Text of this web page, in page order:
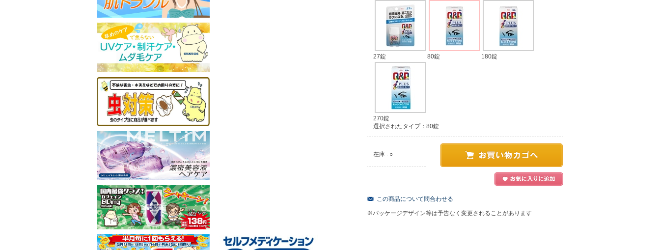
27錠 80錠 180錠
270錠
選択されたタイプ：80錠
在庫 : ○
この商品について問合わせる
※パッケージデザイン等は予告なく変更されることがあります